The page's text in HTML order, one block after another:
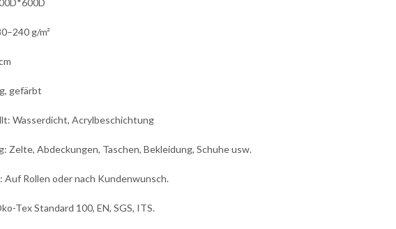
g/m²
gefärbt
Wasserdicht, Acrylbeschichtung
Zelte, Abdeckungen, Taschen, Bekleidung, Schuhe usw.
Auf Rollen oder nach Kundenwunsch.
Tex Standard 100, EN, SGS, ITS.